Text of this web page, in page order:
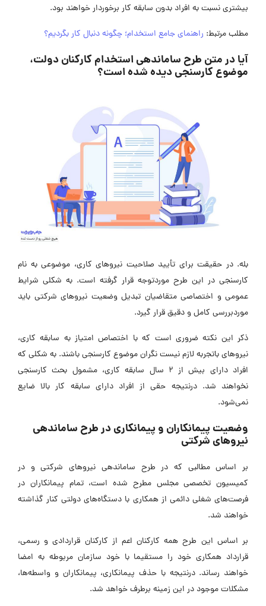
بیشتری نسبت به افراد بدون سابقه کار برخوردار خواهند بود.
مطلب مرتبط: راهنمای جامع استخدام؛ چگونه دنبال کار بگردیم؟
آیا در متن طرح ساماندهی استخدام کارکنان دولت،
موضوع کارسنجی دیده شده است؟
بله. در حقیقت برای تأیید صلاحیت نیروهای کاری، موضوعی به نام
کارسنجی در این طرح موردتوجه قرار گرفته است. به شکلی شرایط
عمومی و اختصاصی متقاضیان تبدیل وضعیت نیروهای شرکتی باید
موردبررسی کامل و دقیق قرار گیرد.
ذکر این نکته ضروری است که با اختصاص امتیاز به سابقه کاری،
نیروهای باتجربه لازم نیست نگران موضوع کارسنجی باشند. به شکلی که
افراد دارای بیش از 2 سال سابقه کاری، مشمول بحث کارسنجی
نخواهند شد. درنتیجه حقی از افراد دارای سابقه کار بالا ضایع
نمی‌شود.
وضعیت پیمانکاران و پیمانکاری در طرح ساماندهی
نیروهای شرکتی
بر اساس مطالبی که در طرح ساماندهی نیروهای شرکتی و در
کمیسیون تخصصی مجلس مطرح شده است، تمام پیمانکاران در
فرصت‌های شغلی دائمی از همکاری با دستگاه‌های دولتی کنار گذاشته
خواهند شد.
بر اساس این طرح همه کارکنان اعم از کارکنان قراردادی و رسمی،
قرارداد همکاری خود را مستقیما با خود سازمان مربوطه به امضا
خواهند رساند. درنتیجه با حذف پیمانکاری، پیمانکاران و واسطه‌ها،
مشکلات موجود در این زمینه برطرف خواهد شد.